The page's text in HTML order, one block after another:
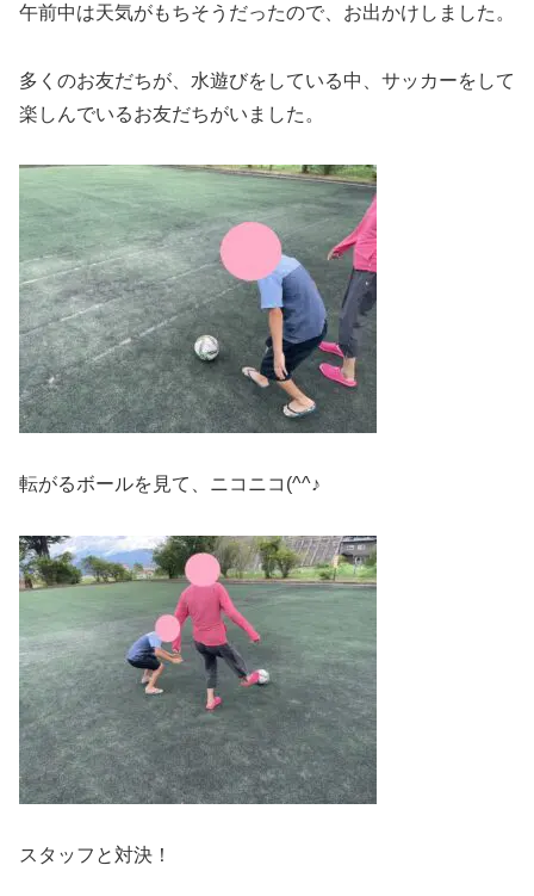
午前中は天気がもちそうだったので、お出かけしました。
多くのお友だちが、水遊びをしている中、サッカーをして
楽しんでいるお友だちがいました。
転がるボールを見て、ニコニコ(^^♪
スタッフと対決！